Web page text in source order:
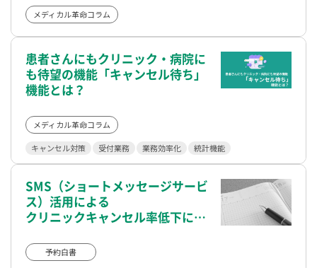
メディカル革命コラム
患者さんにもクリニック・病院に
も待望の機能「キャンセル待ち」
機能とは？
メディカル革命コラム
キャンセル対策 受付業務 業務効率化 統計機能
SMS（ショートメッセージサービ
ス）活用による
クリニックキャンセル率低下に向
予約白書